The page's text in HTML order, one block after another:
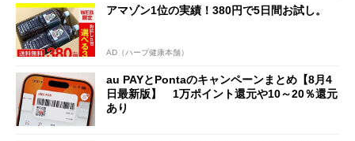
アマゾン1位の実績！380円で5日間お試し。
AD（ハーブ健康本舗）
au PAYとPontaのキャンペーンまとめ【8月4
日最新版】 1万ポイント還元や10～20％還元
あり